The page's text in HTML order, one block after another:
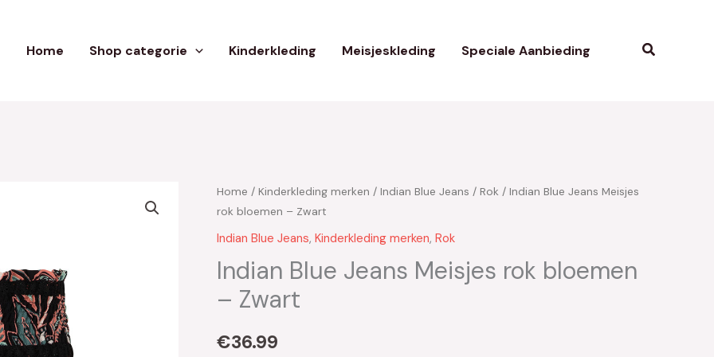
Home Shop categorie Kinderkleding Meisjeskleding Speciale Aanbieding Zoeken
Home / Kinderkleding merken / Indian Blue Jeans / Rok / Indian Blue Jeans Meisjes
rok bloemen – Zwart
Indian Blue Jeans, Kinderkleding merken, Rok
Indian Blue Jeans Meisjes rok bloemen
– Zwart
€36.99